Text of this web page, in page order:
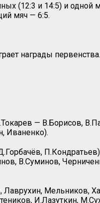
(12:3 и 14:5) и одной
мяч — 6:5.
награды первенства.
— В.Борисов,
Иваненко).
В.Суминов,
Мельников,
И.Лазуткин,